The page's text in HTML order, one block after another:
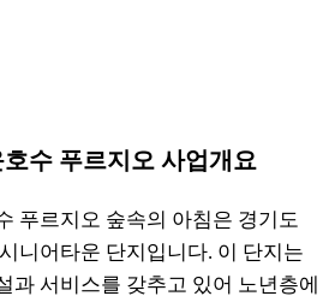
수 푸르지오 사업개요
푸르지오 숲속의 아침은 경기도
니어타운 단지입니다. 이 단지는
과 서비스를 갖추고 있어 노년층에